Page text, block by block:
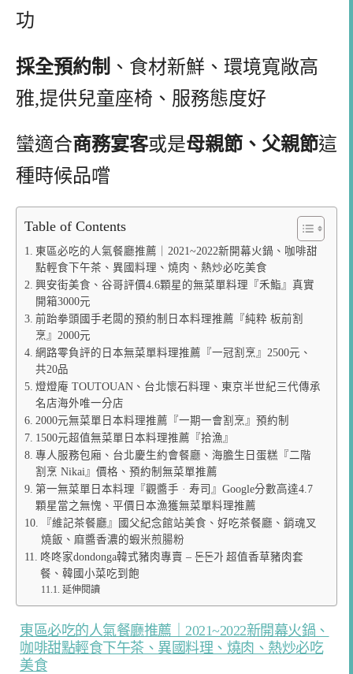
功
採全預約制 、食材新鮮、環境寬敞高
雅,提供兒童座椅、服務態度好
蠻適合商務宴客或是母親節、父親節這
種時候品嚐
Table of Contents
東區必吃的人氣餐廳推薦｜2021~2022新開幕火鍋、咖啡甜
點輕食下午茶、異國料理、燒肉、熱炒必吃美食
興安街美食、谷哥評價4.6顆星的無菜單料理『禾鮨』真實
開箱3000元
前跆拳頭國手老闆的預約制日本料理推薦『純粋 板前割
烹』2000元
網路零負評的日本無菜單料理推薦『一冠割烹』2500元、
共20品
燈燈庵 TOUTOUAN、台北懷石料理、東京半世紀三代傳承
名店海外唯一分店
2000元無菜單日本料理推薦『一期一會割烹』預約制
1500元超值無菜單日本料理推薦『拾漁』
專人服務包廂、台北慶生約會餐廳、海膽生日蛋糕『二階
割烹 Nikai』價格、預約制無菜單推薦
第一無菜單日本料理『觀醬手 · 寿司』Google分數高達4.7
顆星當之無愧、平價日本漁獲無菜單料理推薦
『維記茶餐廳』國父紀念館站美食、好吃茶餐廳、銷魂叉
燒飯、麻醬香濃的蝦米煎腸粉
咚咚家dondonga韓式豬肉專賣 – 돈돈가 超值香草豬肉套
餐、韓國小菜吃到飽
延伸閱讀
東區必吃的人氣餐廳推薦｜2021~2022新開幕火鍋、
咖啡甜點輕食下午茶、異國料理、燒肉、熱炒必吃
美食